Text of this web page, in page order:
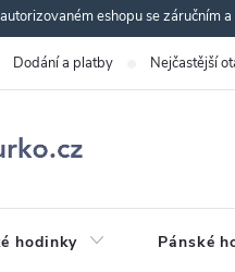
eshopu se záručním
Dodání a platby Nejčastější
hodinky Pánské